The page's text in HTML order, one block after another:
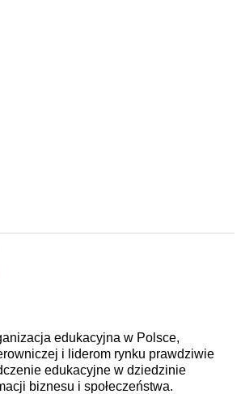
edukacyjna w Polsce,
i liderom rynku prawdziwie
edukacyjne w dziedzinie
biznesu i społeczeństwa.